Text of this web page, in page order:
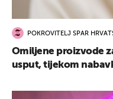
POKROVITELJ SPAR
Omiljene proizvode
usput, tijekom